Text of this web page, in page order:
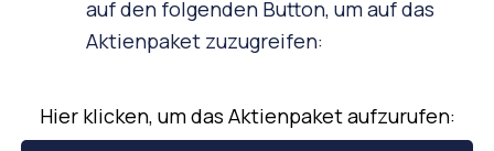
auf den folgenden Button, um auf das
Aktienpaket zuzugreifen:
Hier klicken, um das Aktienpaket aufzurufen: